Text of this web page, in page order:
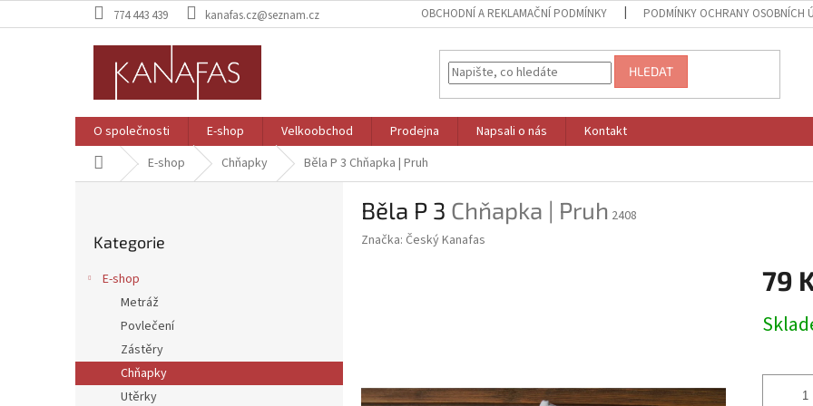
na
774 443 439 kanafas.cz@seznam.cz OBCHODNÍ A REKLAMAČNÍ PODMÍNKY PODMÍNKY OCHRANY OSOBNÍCH
HLEDAT
O společnosti E-shop Velkoobchod Prodejna Napsali o nás
Kontakt
Domů E-shop Chňapky Běla P 3 Chňapka | Pruh
a
kategorie
Kategorie
E-shop
Metráž
Povlečení
Zástěry
Chňapky
Utěrky
Běla P 3 Chňapka | Pruh 2408
Značka: Český Kanafas
79
cena: